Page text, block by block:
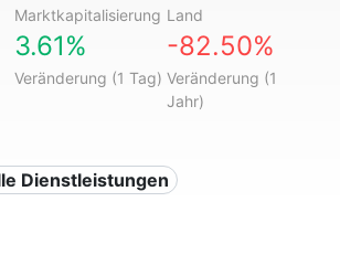
Marktkapitalisierung Land
3.61%
Veränderung (1 Tag)
-82.50%
Veränderung (1
Jahr)
Dienstleistungen